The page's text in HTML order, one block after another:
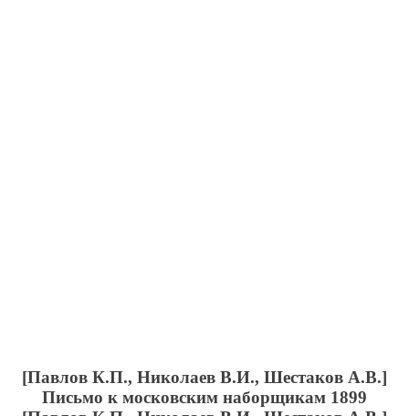
[Павлов К.П., Николаев В.И., Шестаков А.В.]
Письмо к московским наборщикам 1899